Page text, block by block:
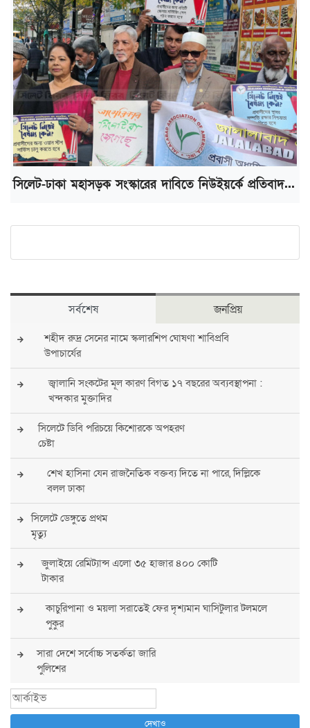
সিলেট-ঢাকা মহাসড়ক সংস্কারের দাবিতে নিউইয়র্কে প্রতিবাদ...
সর্বশেষ জনপ্রিয়
শহীদ রুদ্র সেনের নামে স্কলারশিপ ঘোষণা শাবিপ্রবি
উপাচার্যের
জ্বালানি সংকটের মূল কারণ বিগত ১৭ বছরের অব্যবস্থাপনা :
খন্দকার মুক্তাদির
সিলেটে ডিবি পরিচয়ে কিশোরকে অপহরণ
চেষ্টা
শেখ হাসিনা যেন রাজনৈতিক বক্তব্য দিতে না পারে, দিল্লিকে
বলল ঢাকা
সিলেটে ডেঙ্গুতে প্রথম
মৃত্যু
জুলাইয়ে রেমিট্যান্স এলো ৩৫ হাজার ৪০০ কোটি
টাকার
কাচুরিপানা ও ময়লা সরাতেই ফের দৃশ্যমান ঘাসিটুলার টলমলে
পুকুর
সারা দেশে সর্বোচ্চ সতর্কতা জারি
পুলিশের
বিএনপির রাষ্ট্রপতি প্রার্থী চূড়ান্ত করবেন তারেক
রহমান
দেখাও